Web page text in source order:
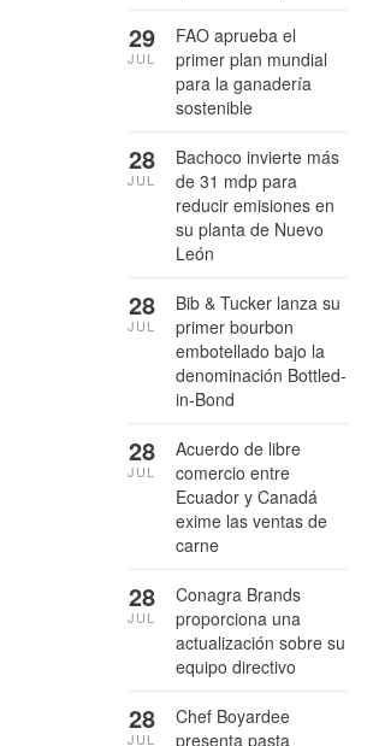
FAO aprueba el
primer plan mundial
para la ganadería
sostenible
29
JUL
Bachoco invierte más
de 31 mdp para
reducir emisiones en
su planta de Nuevo
León
28
JUL
Bib & Tucker lanza su
primer bourbon
embotellado bajo la
denominación Bottled-
in-Bond
28
JUL
Acuerdo de libre
comercio entre
Ecuador y Canadá
exime las ventas de
carne
28
JUL
Conagra Brands
proporciona una
actualización sobre su
equipo directivo
28
JUL
Chef Boyardee
presenta pasta
28
JUL